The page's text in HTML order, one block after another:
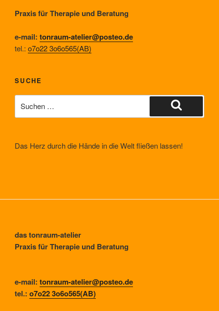
Praxis für Therapie und Beratung
e-mail: tonraum-atelier@posteo.de
tel.: o7o22 3o6o565(AB)
SUCHE
nach:
Suchen
Das Herz durch die Hände in die Welt fließen lassen!
das tonraum-atelier
Praxis für Therapie und Beratung
e-mail: tonraum-atelier@posteo.de
tel.: o7o22 3o6o565(AB)